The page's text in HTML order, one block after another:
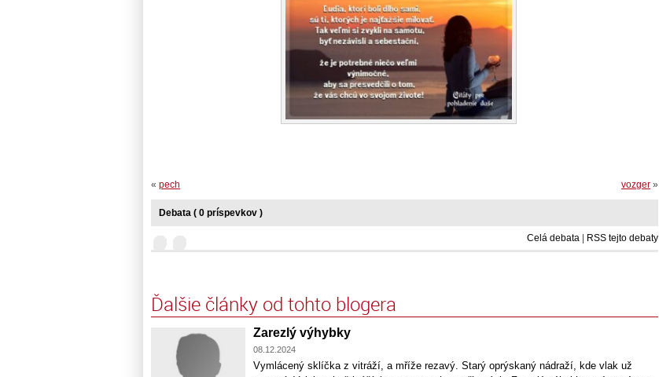
vozger »
« pech
Debata ( 0 príspevkov )
Celá debata RSS tejto debaty
Ďalšie články od tohto blogera
Zarezlý výhybky
08.12.2024
Vymlácený sklíčka z vitráží, a mříže rezavý. Starý oprýskaný nádraží, kde vlak už